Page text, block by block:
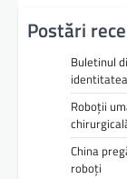
Postări
Buletinul
Roboții
China
roboți